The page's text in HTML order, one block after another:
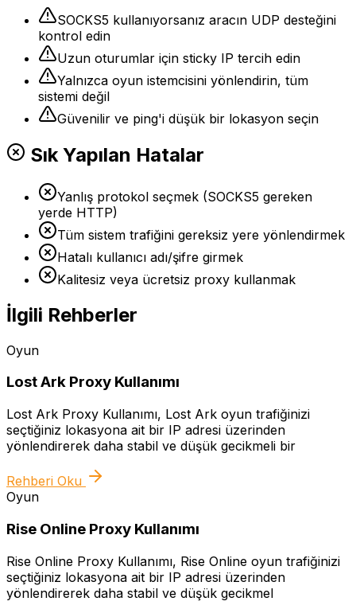
SOCKS5 kullanıyorsanız aracın UDP desteğini
kontrol edin
Uzun oturumlar için sticky IP tercih edin
Yalnızca oyun istemcisini yönlendirin, tüm
sistemi değil
Güvenilir ve ping'i düşük bir lokasyon seçin
Sık Yapılan Hatalar
Yanlış protokol seçmek (SOCKS5 gereken
yerde HTTP)
Tüm sistem trafiğini gereksiz yere yönlendirmek
Hatalı kullanıcı adı/şifre girmek
Kalitesiz veya ücretsiz proxy kullanmak
İlgili Rehberler
Oyun
Lost Ark Proxy Kullanımı
Lost Ark Proxy Kullanımı, Lost Ark oyun trafiğinizi
seçtiğiniz lokasyona ait bir IP adresi üzerinden
yönlendirerek daha stabil ve düşük gecikmeli bir
Rehberi Oku
Oyun
Rise Online Proxy Kullanımı
Rise Online Proxy Kullanımı, Rise Online oyun trafiğinizi
seçtiğiniz lokasyona ait bir IP adresi üzerinden
yönlendirerek daha stabil ve düşük gecikmel